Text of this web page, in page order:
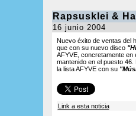
Rapsusklei &
16 junio 2004
Nuevo éxito de ventas del
que con su nuevo disco
AFYVE, concretamente en
mantenido en el puesto
la lista AFYVE con su
Link a esta noticia